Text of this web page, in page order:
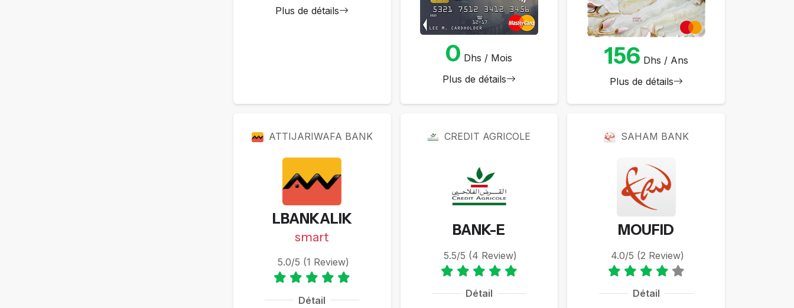
Plus de détails
0 Dhs / Mois
Plus de détails
156 Dhs / Ans
Plus de détails
ATTIJARIWAFA BANK
LBANKALIK
smart
5.0/5 (1 Review)
Détail
CREDIT AGRICOLE
BANK-E
5.5/5 (4 Review)
Détail
SAHAM BANK
MOUFID
4.0/5 (2 Review)
Détail